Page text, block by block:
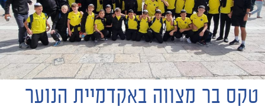
חדשות
טקס בר מצווה באקדמיית הנוער